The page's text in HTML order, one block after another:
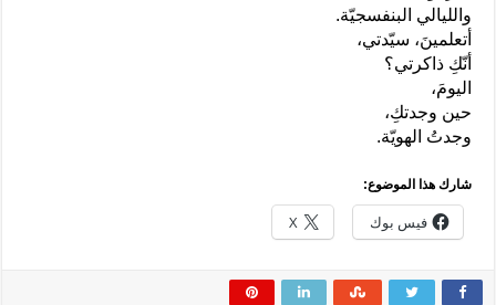
والليالي البنفسجيّة.
أتعلمينَ، سيّدتي،
أنّكِ ذاكرتي؟
اليومَ،
حين وجدتكِ،
وجدتُ الهويّة.
شارك هذا الموضوع:
فيس بوك X